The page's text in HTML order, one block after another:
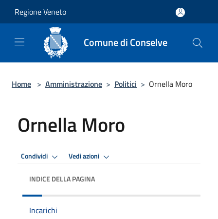
Regione Veneto
Comune di Conselve
Home > Amministrazione > Politici > Ornella Moro
Ornella Moro
Condividi Vedi azioni
INDICE DELLA PAGINA
Incarichi